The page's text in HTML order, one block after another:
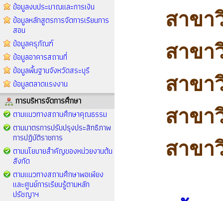
ข้อมูลงบประมาณและการเงิน
ข้อมูลหลักสูตรการจัดการเรียนการ
สอน
ข้อมูลครุภัณฑ์
ข้อมูลอาคารสถานที่
ข้อมูลพื้นฐานจังหวัดสระบุรี
ข้อมูลตลาดแรงงาน
การบริหารจัดการศึกษา
ตามแนวทางสถานศึกษาคุณธรรม
ตามมาตรการปรับปรุงประสิทธิภาพ
การปฏิบัติราชการ
ตามนโยบายสำคัญของหน่วยงานต้น
สังกัด
ตามแนวทางสถานศึกษาพอเพียง
และศูนย์การเรียนรู้ตามหลัก
ปรัชญาฯ
สาขา
สาขา
สาขา
สาขา
สาขา